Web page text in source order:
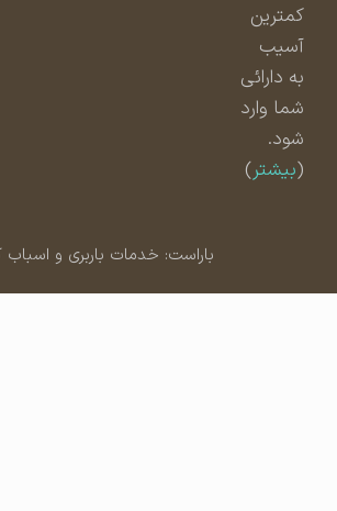
کمترین
آسیب
به دارائی
شما وارد
شود.
بیشتر)
باراست: خدمات باربری و اسباب کشی